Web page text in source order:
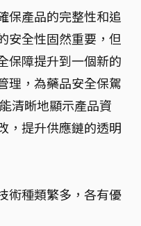
保產品的完整性和追
安全性固然重要，但
保障提升到一個新的
理，為藥品安全保駕
清晰地顯示產品資
，提升供應鏈的透明
術種類繁多，各有優